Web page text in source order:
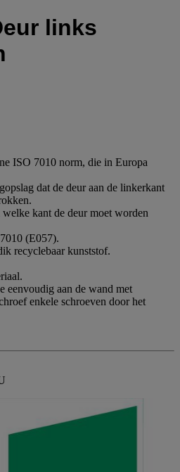
links
ISO 7010 norm, die in Europa
dat de deur aan de linkerkant
welke kant de deur moet worden
(E057).
recyclebaar kunststof.
eenvoudig aan de wand met
enkele schroeven door het